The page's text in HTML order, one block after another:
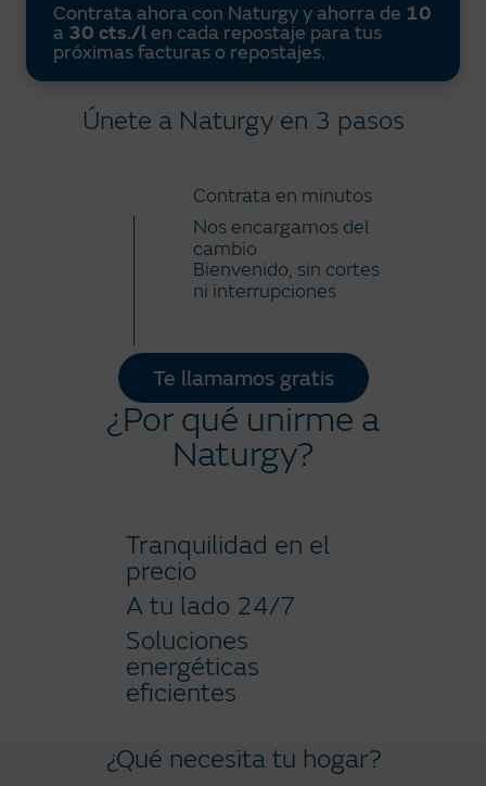
Contrata ahora con Naturgy y ahorra de 10
a 30 cts./len cada repostaje para tus
próximas facturas o repostajes.
Únete a Naturgy en 3 pasos
Contrata en minutos
Nos encargamos del
cambio
Bienvenido, sin cortes
ni interrupciones
Te llamamos gratis
¿Por qué unirme a
Naturgy?
Tranquilidad en el
precio
A tu lado 24/7
Soluciones
energéticas
eficientes
¿Qué necesita tu hogar?